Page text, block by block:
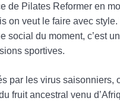
de Pilates Reformer en
on veut le faire avec
social du moment, c’est
sportives.
par les virus saisonniers,
fruit ancestral venu